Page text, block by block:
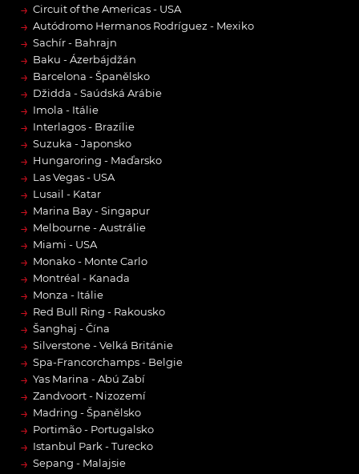
→ Circuit of the Americas - USA
→ Autódromo Hermanos Rodríguez - Mexiko
→ Sachír - Bahrajn
→ Baku - Ázerbájdžán
→ Barcelona - Španělsko
→ Džidda - Saúdská Arábie
→ Imola - Itálie
→ Interlagos - Brazílie
→ Suzuka - Japonsko
→ Hungaroring - Maďarsko
→ Las Vegas - USA
→ Lusail - Katar
→ Marina Bay - Singapur
→ Melbourne - Austrálie
→ Miami - USA
→ Monako - Monte Carlo
→ Montréal - Kanada
→ Monza - Itálie
→ Red Bull Ring - Rakousko
→ Šanghaj - Čína
→ Silverstone - Velká Británie
→ Spa-Francorchamps - Belgie
→ Yas Marina - Abú Zabí
→ Zandvoort - Nizozemí
→ Madring - Španělsko
→ Portimão - Portugalsko
→ Istanbul Park - Turecko
→ Sepang - Malajsie